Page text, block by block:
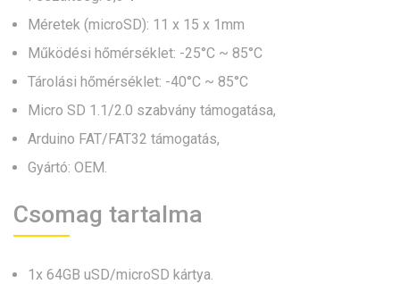
Méretek (microSD): 11 x 15 x 1mm
Működési hőmérséklet: -25°C ~ 85°C
Tárolási hőmérséklet: -40°C ~ 85°C
Micro SD 1.1/2.0 szabvány támogatása,
Arduino FAT/FAT32 támogatás,
Gyártó: OEM.
Csomag tartalma
1x 64GB uSD/microSD kártya.